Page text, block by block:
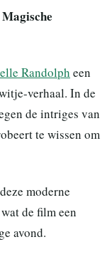
Randolph een
verhaal. In de
de intriges van
te wissen om
moderne
de film een
avond.